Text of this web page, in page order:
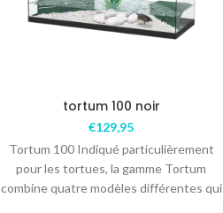
tortum 100 noir
€129,95
Tortum 100 Indiqué particulièrement
pour les tortues, la gamme Tortum
combine quatre modèles différentes qui